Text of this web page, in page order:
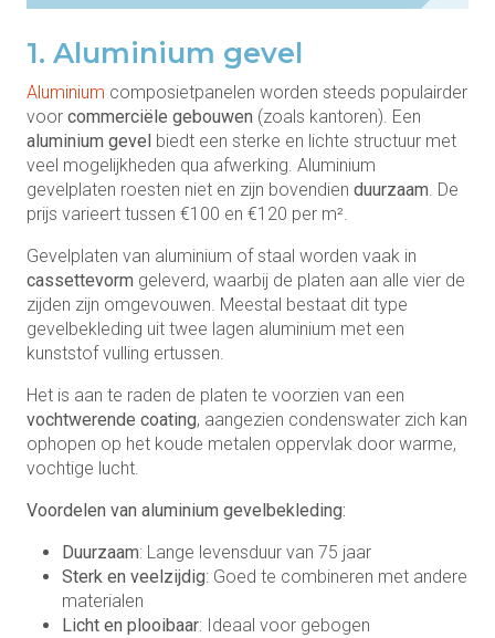
1. Aluminium gevel
Aluminium composietpanelen worden steeds populairder
voor commerciële gebouwen (zoals kantoren). Een
aluminium gevel biedt een sterke en lichte structuur met
veel mogelijkheden qua afwerking. Aluminium
gevelplaten roesten niet en zijn bovendien duurzaam. De
prijs varieert tussen €100 en €120 per m².
Gevelplaten van aluminium of staal worden vaak in
cassettevorm geleverd, waarbij de platen aan alle vier de
zijden zijn omgevouwen. Meestal bestaat dit type
gevelbekleding uit twee lagen aluminium met een
kunststof vulling ertussen.
Het is aan te raden de platen te voorzien van een
vochtwerende coating, aangezien condenswater zich kan
ophopen op het koude metalen oppervlak door warme,
vochtige lucht.
Voordelen van aluminium gevelbekleding:
Duurzaam: Lange levensduur van 75 jaar
Sterk en veelzijdig: Goed te combineren met andere
materialen
Licht en plooibaar: Ideaal voor gebogen